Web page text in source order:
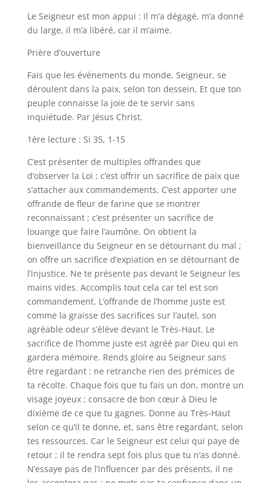
Le Seigneur est mon appui : il m’a dégagé, m’a donné
du large, il m’a libéré, car il m’aime.
Prière d’ouverture
Fais que les événements du monde, Seigneur, se
déroulent dans la paix, selon ton dessein, Et que ton
peuple connaisse la joie de te servir sans
inquiétude. Par Jésus Christ.
1ère lecture : Si 35, 1-15
C’est présenter de multiples offrandes que
d’observer la Loi ; c’est offrir un sacrifice de paix que
s’attacher aux commandements. C’est apporter une
offrande de fleur de farine que se montrer
reconnaissant ; c’est présenter un sacrifice de
louange que faire l’aumône. On obtient la
bienveillance du Seigneur en se détournant du mal ;
on offre un sacrifice d’expiation en se détournant de
l’injustice. Ne te présente pas devant le Seigneur les
mains vides. Accomplis tout cela car tel est son
commandement. L’offrande de l’homme juste est
comme la graisse des sacrifices sur l’autel, son
agréable odeur s’élève devant le Très-Haut. Le
sacrifice de l’homme juste est agréé par Dieu qui en
gardera mémoire. Rends gloire au Seigneur sans
être regardant : ne retranche rien des prémices de
ta récolte. Chaque fois que tu fais un don, montre un
visage joyeux ; consacre de bon cœur à Dieu le
dixième de ce que tu gagnes. Donne au Très-Haut
selon ce qu’il te donne, et, sans être regardant, selon
tes ressources. Car le Seigneur est celui qui paye de
retour ; il te rendra sept fois plus que tu n’as donné.
N’essaye pas de l’influencer par des présents, il ne